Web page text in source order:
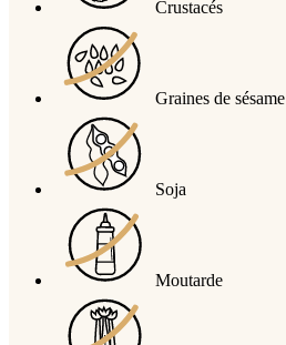
Crustacés
Graines de sésame
Soja
Moutarde